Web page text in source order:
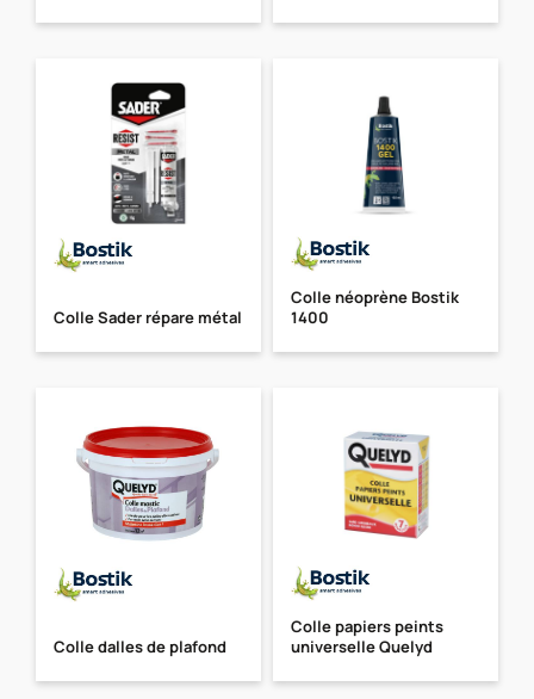
Colle Sader répare métal
Colle néoprène Bostik
1400
Colle dalles de plafond
Colle papiers peints
universelle Quelyd